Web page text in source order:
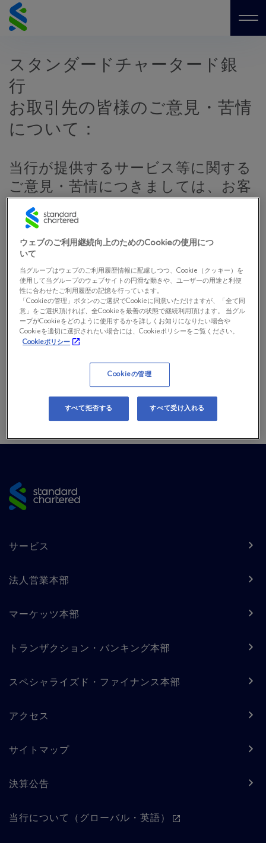
Skip
to
content
スタンダードチャータード銀
行
お取引先の皆様のご意見・苦情
について：
当行が提供するサービス等に関する
ご意見・苦情につきましては、お客
様を担当する部門または担当者にご
連絡ください。
当行を装った不審なEメールなどの勧誘にご注意ください。詳
細は「重要なお知らせ」をご覧ください。
全国銀行協会相談室：
全国銀行協会相談室は、銀行に関するさまざまなご相談やご
照会、銀行に対するご意見・苦情を受け付けるための窓口と
全国銀行協会は、銀行法上の指定紛争解決機関です。
00 – 17：00）
ホームページhttp://www.zenginkyo.or.jp/adr/
Footer
-
Column
サービス
法人営業本部
マーケッツ本部
トランザクション・バンキング本部
スペシャライズド・ファイナンス本部
アクセス
サイトマップ
決算公告
Footer
当行について（グローバル・英語）
ウェブのご利用継続向上のためのCookieの使用につ
いて
当グループはウェブのご利用履歴情報に配慮しつつ、Cookie（クッキー）を
使用して当グループのウェブサイトの円滑な動きや、ユーザーの用途と利便
性に合わせたご利用履歴の記憶を行っています。
「Cookieの管理」ボタンのご選択でCookieに同意いただけますが、「全て同
意」をご選択頂ければ、全Cookieを最善の状態で継続利用頂けます。 当グル
ープがCookieをどのように使用するかを詳しくお知りになりたい場合や
Cookieを適切に選択されたい場合には、Cookieポリシーをご覧ください。
Cookieポリシー
Cookieの管理
すべて拒否する すべて受け入れる